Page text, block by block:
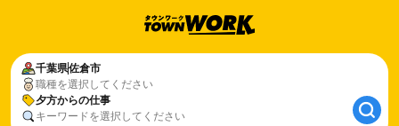
千葉県佐倉市
職種を選択してください
夕方からの仕事
キーワードを選択してください